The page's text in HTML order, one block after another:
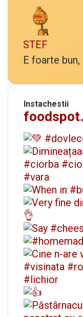
STEF
E foarte
Instachestii